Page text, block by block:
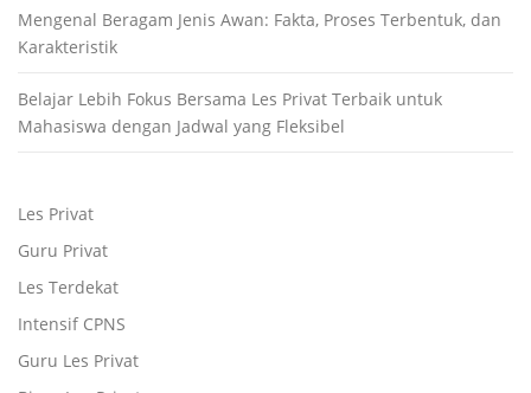
Mengenal Beragam Jenis Awan: Fakta, Proses Terbentuk, dan
Karakteristik
Belajar Lebih Fokus Bersama Les Privat Terbaik untuk
Mahasiswa dengan Jadwal yang Fleksibel
Les Privat
Guru Privat
Les Terdekat
Intensif CPNS
Guru Les Privat